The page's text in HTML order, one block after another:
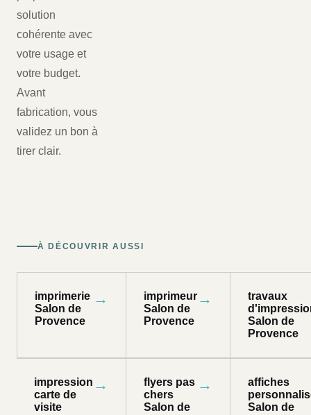
solution
cohérente avec
votre usage et
votre budget.
Avant
fabrication, vous
validez un bon à
tirer clair.
À DÉCOUVRIR AUSSI
imprimerie
Salon de
Provence
→
imprimeur
Salon de
Provence
→
travaux
Salon de
Provence
impression
carte de
visite
→
flyers pas
chers
Salon de
→
affiches
Salon de